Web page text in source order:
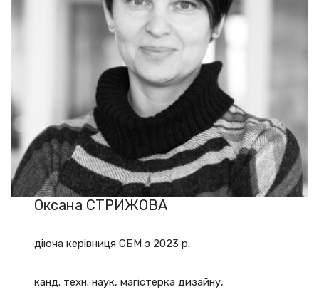
Оксана СТРИЖОВА
діюча керівниця СБМ з 2023 р.
канд. техн. наук, магістерка дизайну,